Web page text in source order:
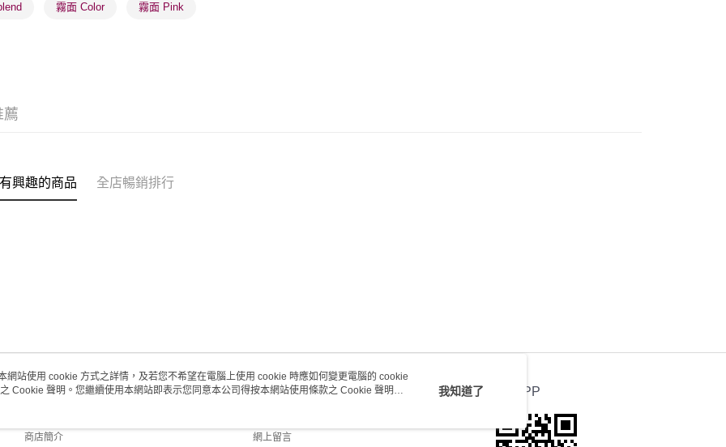
霧面 Color 霧面 Pink
薦
興趣的商品 全店暢銷排行
關於我們
商店簡介
客戶服務
網上留言
官方APP
網站使用 cookie 方式之詳情，及若您不希望在電腦上使用 cookie 時應如何變更電腦的 cookie
之 Cookie 聲明。您繼續使用本網站即表示您同意本公司得按本網站使用條款之 Cookie 聲明使
我知道了